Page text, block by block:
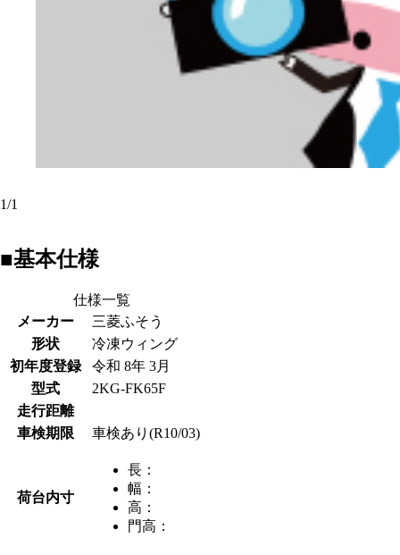
1/1
■基本仕様
仕様一覧
メーカー
三菱ふそう
形状
冷凍ウィング
初年度登録
令和 8年 3月
型式
2KG-FK65F
走行距離
車検期限
車検あり(R10/03)
荷台内寸
長：
幅：
高：
門高：